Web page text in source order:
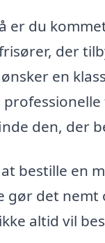
er du
der
en
den, der
bestille en
gør det
altid vil